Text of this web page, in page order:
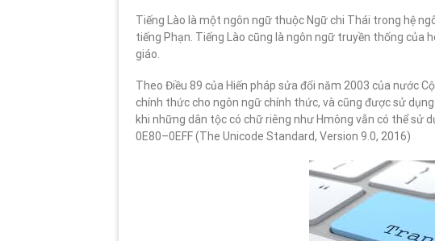
Tiếng Lào là một ngôn ngữ thuộc Ngữ chi Thái trong hệ
tiếng Phạn. Tiếng Lào cũng là ngôn ngữ truyền thống của
giáo.
Theo Điều 89 của Hiến pháp sửa đổi năm 2003 của nước
chính thức cho ngôn ngữ chính thức, và cũng được sử
khi những dân tộc có chữ riêng như Hmông vẫn có thể sử
0E80–0EFF (The Unicode Standard, Version 9.0, 2016)